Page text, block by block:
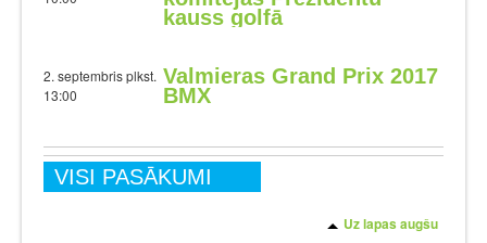
kauss golfā
2. septembris plkst.
13:00
Valmieras Grand Prix 2017
BMX
VISI PASĀKUMI
Uz lapas augšu